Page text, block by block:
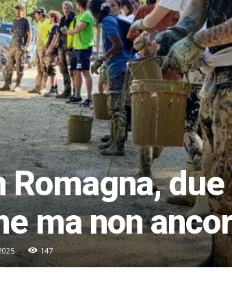
due
ma non
147